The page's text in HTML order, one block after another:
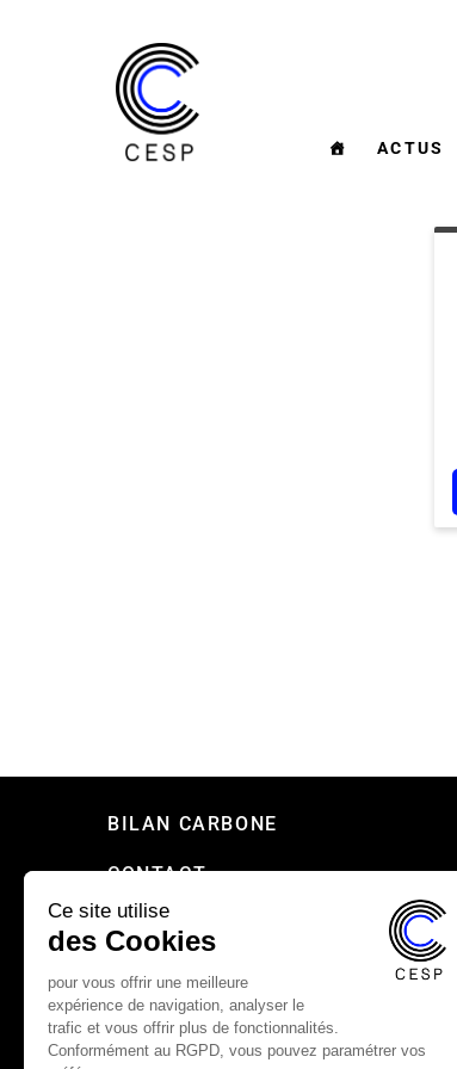
ACTUS
BILAN CARBONE
CONTACT
PRESSE
RECRUTEMENT
MENTIONS LÉGALES
Ce site utilise
des Cookies
pour vous offrir une meilleure
expérience de navigation, analyser le
trafic et vous offrir plus de fonctionnalités.
Conformément au RGPD, vous pouvez paramétrer vos